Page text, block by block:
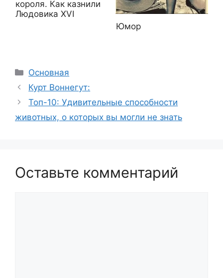
короля. Как казнили
Людовика XVI
Юмор
Рубрики
Основная
Курт Воннегут:
Топ-10: Удивительные способности
животных, о которых вы могли не знать
Оставьте комментарий